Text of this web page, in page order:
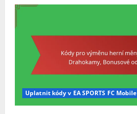
Lokalizované
Odměny
specifické
pro
Regionální
Uplatnit kódy v EA SPORTS FC Mobile